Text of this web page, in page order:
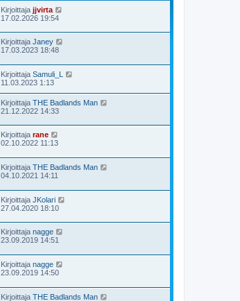
Kirjoittaja jjvirta
17.02.2026 19:54
Kirjoittaja Janey
17.03.2023 18:48
Kirjoittaja Samuli_L
11.03.2023 1:13
Kirjoittaja THE Badlands Man
21.12.2022 14:33
Kirjoittaja rane
02.10.2022 11:13
Kirjoittaja THE Badlands Man
04.10.2021 14:11
Kirjoittaja JKolari
27.04.2020 18:10
Kirjoittaja nagge
23.09.2019 14:51
Kirjoittaja nagge
23.09.2019 14:50
Kirjoittaja THE Badlands Man